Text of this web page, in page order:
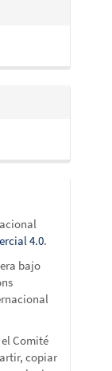
4.0.
bajo
Comité
copiar